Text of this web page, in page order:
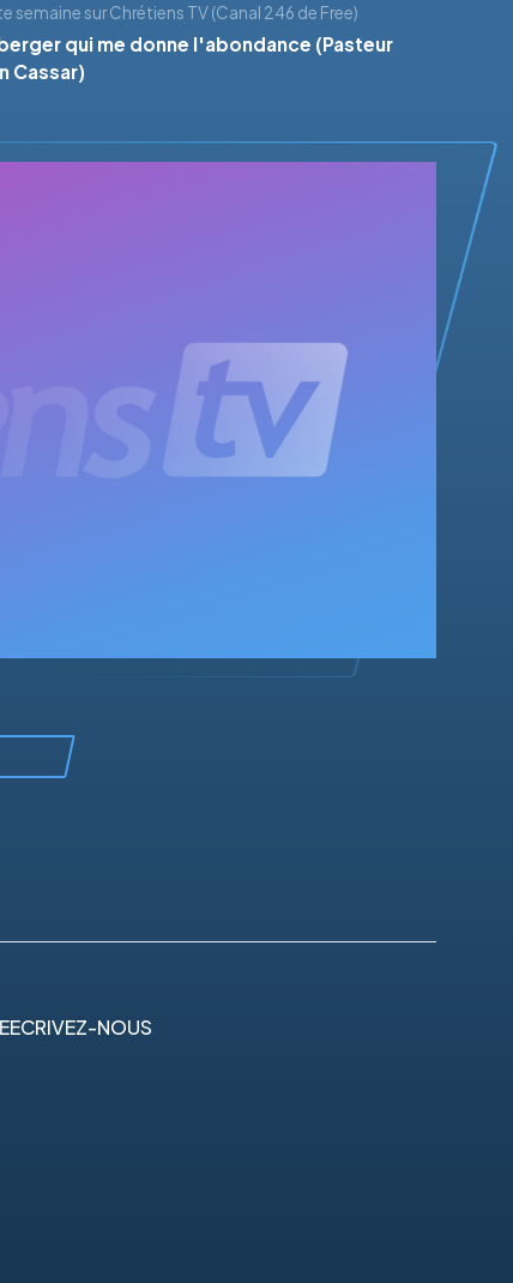
semaine sur Chrétiens TV (Canal 246 de Free)
qui me donne l'abondance (Pasteur
Cassar)
ECRIVEZ-NOUS